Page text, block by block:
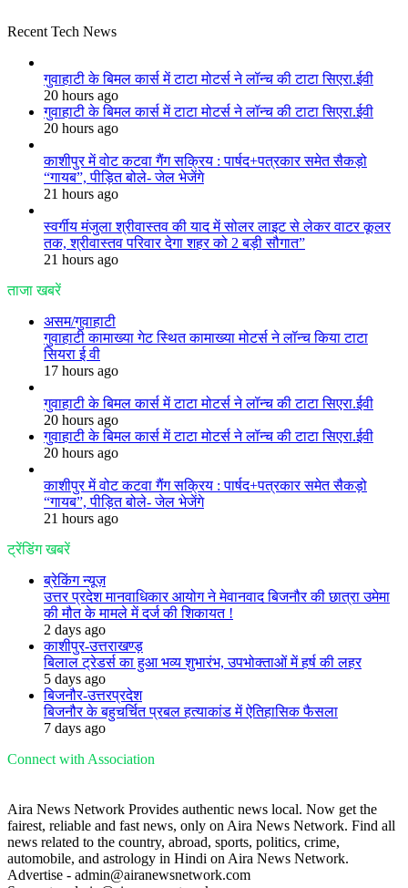
Recent Tech News
गुवाहाटी के बिमल कार्स में टाटा मोटर्स ने लॉन्च की टाटा सिएरा.ईवी
20 hours ago
गुवाहाटी के बिमल कार्स में टाटा मोटर्स ने लॉन्च की टाटा सिएरा.ईवी
20 hours ago
काशीपुर में वोट कटवा गैंग सक्रिय : पार्षद+पत्रकार समेत सैकड़ो
“गायब”, पीड़ित बोले- जेल भेजेंगे
21 hours ago
स्वर्गीय मंजुला श्रीवास्तव की याद में सोलर लाइट से लेकर वाटर कूलर
तक, श्रीवास्तव परिवार देगा शहर को 2 बड़ी सौगात”
21 hours ago
ताजा खबरें
असम/गुवाहाटी
गुवाहाटी कामाख्या गेट स्थित कामाख्या मोटर्स ने लॉन्च किया टाटा
सियरा ई वी
17 hours ago
गुवाहाटी के बिमल कार्स में टाटा मोटर्स ने लॉन्च की टाटा सिएरा.ईवी
20 hours ago
गुवाहाटी के बिमल कार्स में टाटा मोटर्स ने लॉन्च की टाटा सिएरा.ईवी
20 hours ago
काशीपुर में वोट कटवा गैंग सक्रिय : पार्षद+पत्रकार समेत सैकड़ो
“गायब”, पीड़ित बोले- जेल भेजेंगे
21 hours ago
ट्रेंडिंग खबरें
ब्रेकिंग न्यूज़
उत्तर प्रदेश मानवाधिकार आयोग ने मेवानवाद बिजनौर की छात्रा उमेमा
की मौत के मामले में दर्ज की शिकायत !
2 days ago
काशीपुर-उत्तराखण्ड़
बिलाल ट्रेडर्स का हुआ भव्य शुभारंभ, उपभोक्ताओं में हर्ष की लहर
5 days ago
बिजनौर-उत्तरप्रदेश
बिजनौर के बहुचर्चित प्रबल हत्याकांड में ऐतिहासिक फैसला
7 days ago
Connect with Association
Aira News Network Provides authentic news local. Now get the
fairest, reliable and fast news, only on Aira News Network. Find all
news related to the country, abroad, sports, politics, crime,
automobile, and astrology in Hindi on Aira News Network.
Advertise - admin@airanewsnetwork.com